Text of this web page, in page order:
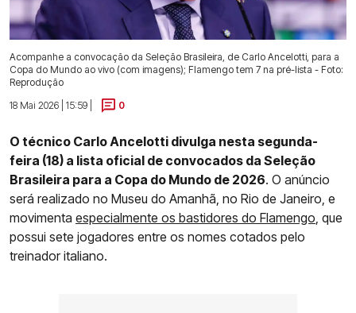
Acompanhe a convocação da Seleção Brasileira, de Carlo Ancelotti, para a
Copa do Mundo ao vivo (com imagens); Flamengo tem 7 na pré-lista - Foto:
Reprodução
18 Mai 2026 | 15:59 |
0
O técnico Carlo Ancelotti divulga nesta segunda-
feira (18) a lista oficial de convocados da Seleção
Brasileira para a Copa do Mundo de 2026. O anúncio
será realizado no Museu do Amanhã, no Rio de Janeiro, e
movimenta especialmente os bastidores do Flamengo, que
possui sete jogadores entre os nomes cotados pelo
treinador italiano.